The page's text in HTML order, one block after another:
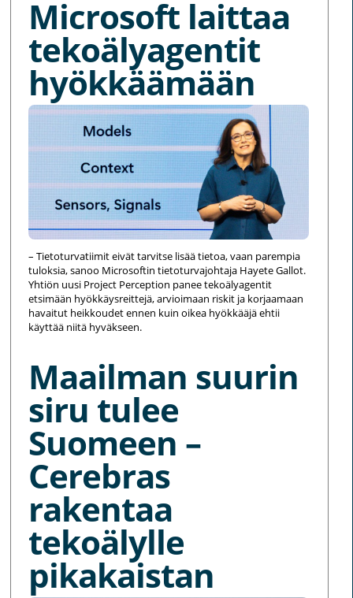
Microsoft laittaa
tekoälyagentit
hyökkäämään
– Tietoturvatiimit eivät tarvitse lisää tietoa, vaan parempia
tuloksia, sanoo Microsoftin tietoturvajohtaja Hayete Gallot.
Yhtiön uusi Project Perception panee tekoälyagentit
etsimään hyökkäysreittejä, arvioimaan riskit ja korjaamaan
havaitut heikkoudet ennen kuin oikea hyökkääjä ehtii
käyttää niitä hyväkseen.
Maailman suurin
siru tulee
Suomeen –
Cerebras
rakentaa
tekoälylle
pikakaistan